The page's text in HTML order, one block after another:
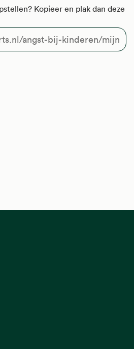
Kopieer en plak dan deze